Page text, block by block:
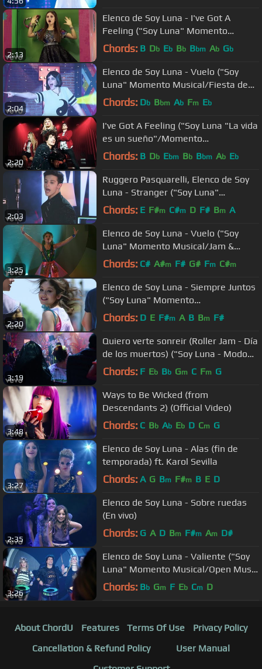
2:13
Elenco de Soy Luna - I've Got A
Feeling ("Soy Luna" Momento
Musical/Competencia)
Chords: B Db Eb Bb Bbm Ab Gb
2:04
Elenco de Soy Luna - Vuelo ("Soy
Luna" Momento Musical/Fiesta de
Disfraces)
Chords: Db Bbm Ab Fm Eb
2:20
I've Got A Feeling ("Soy Luna "La vida
es un sueño"/Momento
Musical/Open Music #1)
Chords: B Db Ebm Bb Bbm Ab Eb
2:03
Ruggero Pasquarelli, Elenco de Soy
Luna - Stranger ("Soy Luna"
Momento Musical/Open Music)
Chords: E F#m C#m D F# Bm A
3:25
Elenco de Soy Luna - Vuelo ("Soy
Luna" Momento Musical/Jam &
Roller en competencia final)
Chords: C# A#m F# G# Fm C#m
2:20
Elenco de Soy Luna - Siempre Juntos
("Soy Luna" Momento
Musical/ensayo del)
Chords: D E F#m A B Bm F#
3:19
Quiero verte sonreir (Roller Jam - Día
de los muertos) ("Soy Luna - Modo
Amar"/Momento ...
Chords: F Eb Bb Gm C Fm G
3:48
Ways to Be Wicked (from
Descendants 2) (Official Video)
Chords: C Bb Ab Eb D Cm G
3:27
Elenco de Soy Luna - Alas (fin de
temporada) ft. Karol Sevilla
Chords: A G Bm F#m B E D
2:35
Elenco de Soy Luna - Sobre ruedas
(En vivo)
Chords: G A D Bm F#m Am D#
3:26
Elenco de Soy Luna - Valiente ("Soy
Luna" Momento Musical/Open Music
despedida)
Chords: Bb Gm F Eb Cm D
About ChordU Features Terms Of Use
Privacy Policy
Cancellation & Refund Policy
User Manual